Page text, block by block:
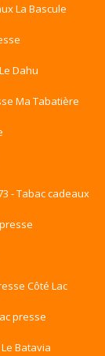
La Bascule
Dahu
Ma Tabatière
- Tabac cadeaux
Côté Lac
presse
Batavia